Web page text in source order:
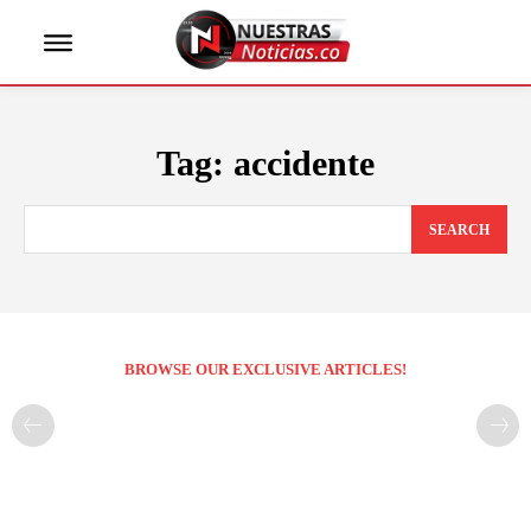
Tag: accidente
SEARCH
BROWSE OUR EXCLUSIVE ARTICLES!